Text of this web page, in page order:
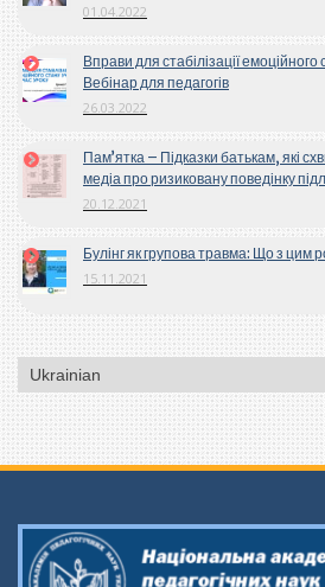
01.04.2022
Вправи для стабілізації емоційного
Вебінар для педагогів
26.03.2022
Пам’ятка – Підказки батькам, які
медіа про ризиковану поведінку
20.12.2021
Булінг як групова травма: Що з цим
15.11.2021
Вибрати
мову